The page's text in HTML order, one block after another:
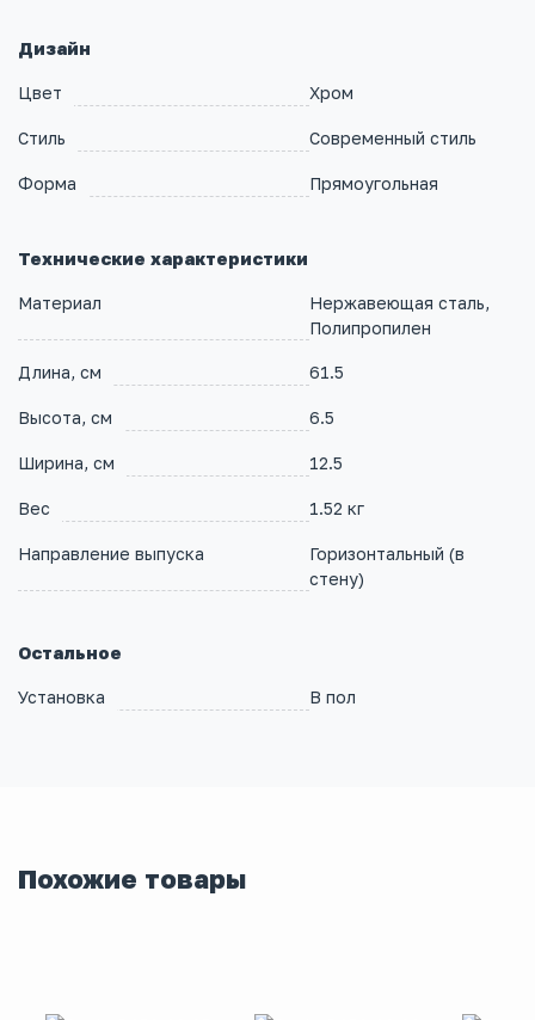
Дизайн
Цвет Хром
Стиль Современный стиль
Форма Прямоугольная
Технические характеристики
Материал
Нержавеющая сталь,
Полипропилен
Длина, см 61.5
Высота, см 6.5
Ширина, см 12.5
Вес 1.52 кг
Направление выпуска
Горизонтальный (в
стену)
Остальное
Установка В пол
Похожие товары